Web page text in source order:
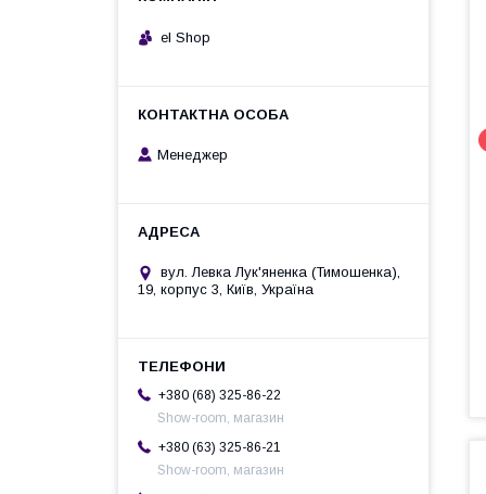
el Shop
Менеджер
вул. Левка Лук'яненка (Тимошенка),
19, корпус 3, Київ, Україна
+380 (68) 325-86-22
Show-room, магазин
+380 (63) 325-86-21
Show-room, магазин